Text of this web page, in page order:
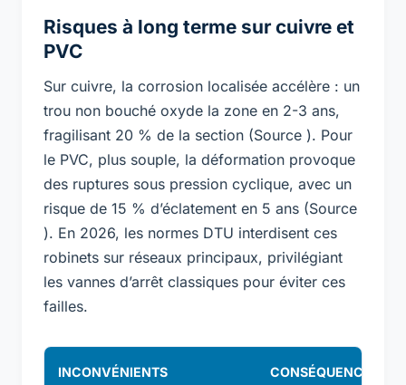
Risques à long terme sur cuivre et
PVC
Sur cuivre, la corrosion localisée accélère : un
trou non bouché oxyde la zone en 2-3 ans,
fragilisant 20 % de la section (Source ). Pour
le PVC, plus souple, la déformation provoque
des ruptures sous pression cyclique, avec un
risque de 15 % d’éclatement en 5 ans (Source
). En 2026, les normes DTU interdisent ces
robinets sur réseaux principaux, privilégiant
les vannes d’arrêt classiques pour éviter ces
failles.
INCONVÉNIENTS
CONSÉQUENCES